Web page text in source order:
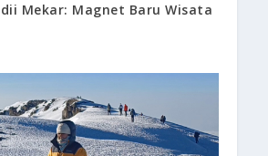
Mekar: Magnet Baru Wisata